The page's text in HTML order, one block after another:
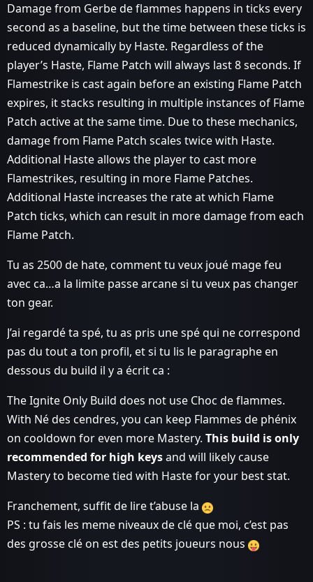
Damage from Gerbe de flammes happens in ticks every
second as a baseline, but the time between these ticks is
reduced dynamically by Haste. Regardless of the
player’s Haste, Flame Patch will always last 8 seconds. If
Flamestrike is cast again before an existing Flame Patch
expires, it stacks resulting in multiple instances of Flame
Patch active at the same time. Due to these mechanics,
damage from Flame Patch scales twice with Haste.
Additional Haste allows the player to cast more
Flamestrikes, resulting in more Flame Patches.
Additional Haste increases the rate at which Flame
Patch ticks, which can result in more damage from each
Flame Patch.
Tu as 2500 de hate, comment tu veux joué mage feu
avec ca…a la limite passe arcane si tu veux pas changer
ton gear.
J’ai regardé ta spé, tu as pris une spé qui ne correspond
pas du tout a ton profil, et si tu lis le paragraphe en
dessous du build il y a écrit ca :
The Ignite Only Build does not use Choc de flammes.
With Né des cendres, you can keep Flammes de phénix
on cooldown for even more Mastery. This build is only
recommended for high keysand will likely cause
Mastery to become tied with Haste for your best stat.
Franchement, suffit de lire t’abuse la
PS : tu fais les meme niveaux de clé que moi, c’est pas
des grosse clé on est des petits joueurs nous